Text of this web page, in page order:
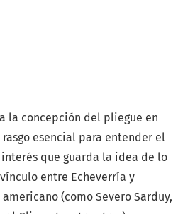
la concepción del pliegue en
esencial para entender el
que guarda la idea de lo
entre Echeverría y
(como Severo Sarduy,